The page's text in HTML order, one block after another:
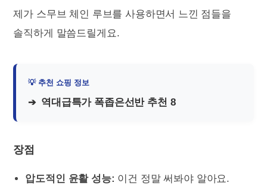
제가 스무브 체인 루브를 사용하면서 느낀 점들을
솔직하게 말씀드릴게요.
역대급특가 폭좁은선반 추천 8
장점
압도적인 윤활 성능: 이건 정말 써봐야 알아요.